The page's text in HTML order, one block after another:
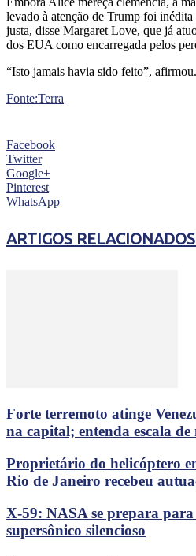
levado à atenção de Trump foi inédita
justa, disse Margaret Love, que já
dos EUA como encarregada pelos
“Isto jamais havia sido feito”, afirmou.
Fonte:Terra
Facebook
Twitter
Google+
Pinterest
WhatsApp
ARTIGOS RELACIONADOS
Forte terremoto atinge
na capital; entenda escala
Proprietário do helicóptero
Rio de Janeiro recebeu
X-59: NASA se prepara
supersônico silencioso